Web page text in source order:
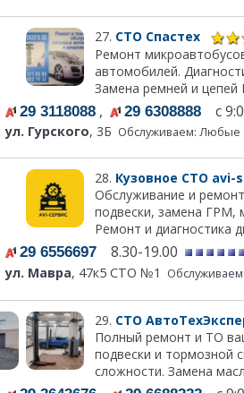
27. СТО Спастех
Ремонт
автомобилей.
Замена ремней и цепей
29 3118088 , 29 6308888 с
ул. Гурского, 3Б Обслуживаем: Любые
28. Кузовное СТО avi-
Обслуживание и
подвески, замена ГРМ,
Ремонт и диагностика
29 6556697 8.30-19.00
ул. Мавра, 47к5 СТО №1
29. СТО
Полный ремонт и ТО
подвески и тормозной
сложности. Замена